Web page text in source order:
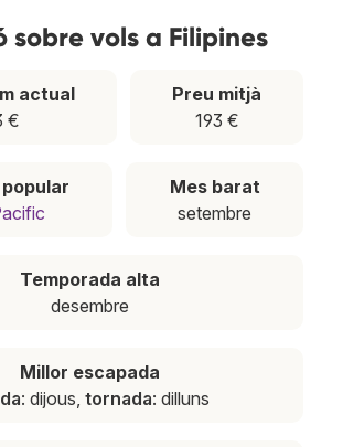
sobre vols a Filipines
actual
€
Preu mitjà
193 €
Mes barat
setembre
Temporada alta
desembre
Millor escapada
: dijous, tornada: dilluns